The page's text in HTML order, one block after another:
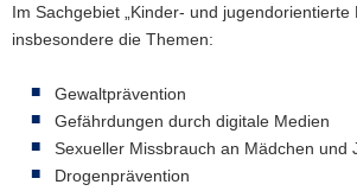
Im Sachgebiet „Kinder- und jugendorientierte
insbesondere die Themen:
Gewaltprävention
Gefährdungen durch digitale Medien
Sexueller Missbrauch an Mädchen und
Drogenprävention